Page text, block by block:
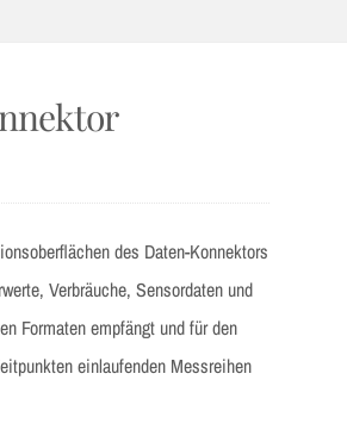
des Daten-Konnektors
Verbräuche, Sensordaten und
Formaten empfängt und für den
einlaufenden Messreihen